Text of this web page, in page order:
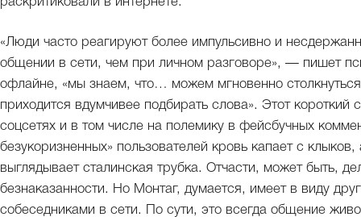
«Люди часто реагируют более импульсивно и
общении в сети, чем при личном разговоре», — пишет
офлайне, «мы знаем, что… можем мгновенно
приходится вдумчивее подбирать слова». Этот
соцсетях и в том числе на полемику в фейсбучных
безукоризненных» пользователей кровь капает с
выглядывает сталинская трубка. Отчасти, может быть,
безнаказанности. Но Монтаг, думается, имеет в виду
собеседниками в сети. По сути, это всегда общение